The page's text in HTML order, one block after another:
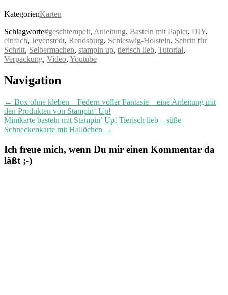
KategorienKarten
Schlagworte#geschtempelt, Anleitung, Basteln mit Papier, DIY,
einfach, Jevenstedt, Rendsburg, Schleswig-Holstein, Schritt für
Schritt, Selbermachen, stampin up, tierisch lieb, Tutorial,
Verpackung, Video, Youtube
Post
Navigation
← Box ohne kleben – Federn voller Fantasie – eine Anleitung mit
den Produkten von Stampin‘ Up!
Minikarte basteln mit Stampin’ Up! Tierisch lieb – süße
Schneckenkarte mit Hallöchen →
Ich freue mich, wenn Du mir einen Kommentar da
läßt ;-)